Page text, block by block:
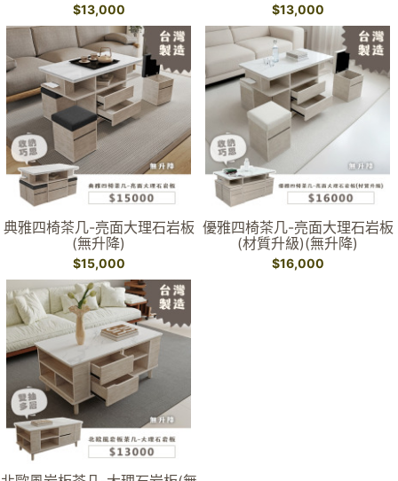
$13,000 $13,000
典雅四椅茶几-亮面大理石岩板
(無升降)
$15,000
優雅四椅茶几-亮面大理石岩板
(材質升級)(無升降)
$16,000